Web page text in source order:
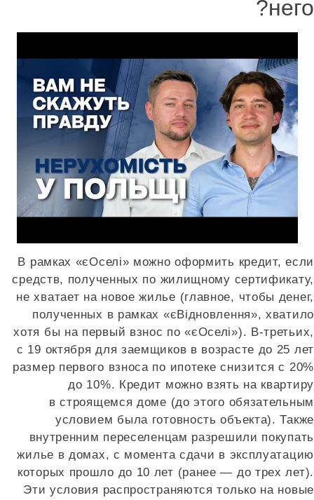
него?
В рамках «єОселі» можно оформить кредит, если
средств, полученных по жилищному сертификату,
не хватает на новое жилье (главное, чтобы денег,
полученных в рамках «єВідновлення», хватило
хотя бы на первый взнос по «єОселі»). В-третьих,
с 19 октября для заемщиков в возрасте до 25 лет
размер первого взноса по ипотеке снизится с 20%
до 10%. Кредит можно взять на квартиру
в строящемся доме (до этого обязательным
условием была готовность объекта). Также
внутренним переселенцам разрешили покупать
жилье в домах, с момента сдачи в эксплуатацию
которых прошло до 10 лет (ранее — до трех лет).
Эти условия распространяются только на новые